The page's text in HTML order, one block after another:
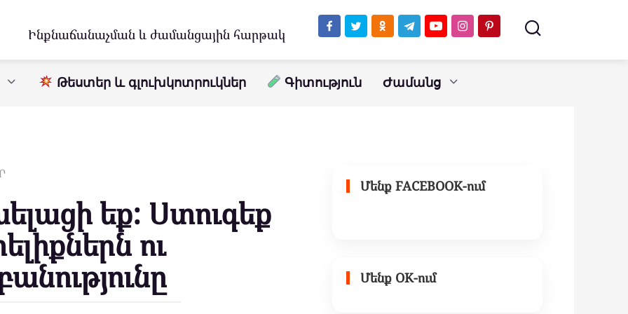
Ինքնաճանաչման և ժամանցային հարթակ
Թեստեր և գլուխկոտրուկներ Գիտություն Ժամանց
եք: Ստուգեք
ու
Մենք FACEBOOK-ում
Մենք OK-ում